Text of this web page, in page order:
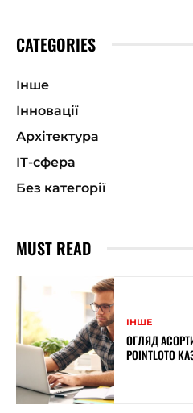
CATEGORIES
Інше
Інновації
Архітектура
ІТ-сфера
Без категорії
MUST READ
ІНШЕ
ОГЛЯД
POINTLOTO